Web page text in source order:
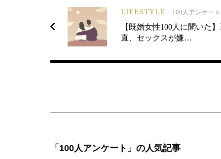
LIFESTYLE 100人アンケート
【既婚女性100人に聞いた
直、セックスが嫌…
「100人アンケート」の人気記事